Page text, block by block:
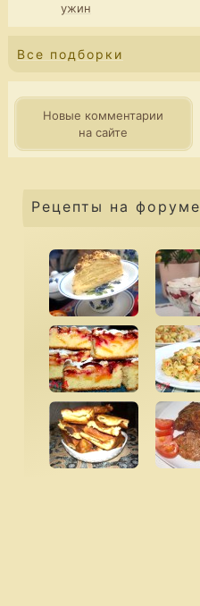
ужин
Все подборки
Новые комментарии
на сайте
Рецепты на форуме